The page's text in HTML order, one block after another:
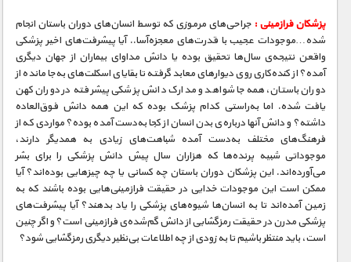
پزشکان فرازمینی : جراحی‌های مرموزی که توسط انسان‌های دوران باستان انجام
شده…موجودات عجیب با قدرت‌های معجزه‌آسا.. آیا پیشرفت‌های اخیر پزشکی
واقعن نتیجه‌ی سال‌ها تحقیق بوده یا دانش مداوای بیماران از جهان دیگری
آمده؟ از کنده‌کاری روی دیوارهای معابد گرفته تا بقایای اسکلت‌های به‌جا مانده از
دوران باستان، همه‌جا شواهد و مدارک دانش پزشکی پیشرفته در دوران کهن
یافت شده. اما به‌راستی کدام پزشک بوده که این همه دانش فوق‌العاده
داشته؟ و دانش آنها درباره‌ی بدن انسان از کجا به‌دست آمده بوده؟ مواردی که از
فرهنگ‌های مختلف به‌دست آمده شباهت‌های زیادی به همدیگر دارند،
موجوداتی شبیه پرنده‌ها که هزاران سال پیش دانش پزشکی را برای بشر
می‌آورده‌اند. این پزشکان دوران باستان چه کسانی یا چه چیزهایی بوده‌اند؟ آیا
ممکن است این موجودات خدایی در حقیقت فرازمینی‌هایی بوده باشند که به
زمین آمده‌اند تا به انسان‌ها شیوه‌های پزشکی را یاد بدهند؟ آیا پیشرفت‌های
پزشکی مدرن در حقیقت رمزگشایی از دانش گم‌شده‌ی فرازمینی است؟ و اگر چنین
است، باید منتظر باشیم تا به زودی از چه اطلاعات بی‌نظیر دیگری رمزگشایی شود؟